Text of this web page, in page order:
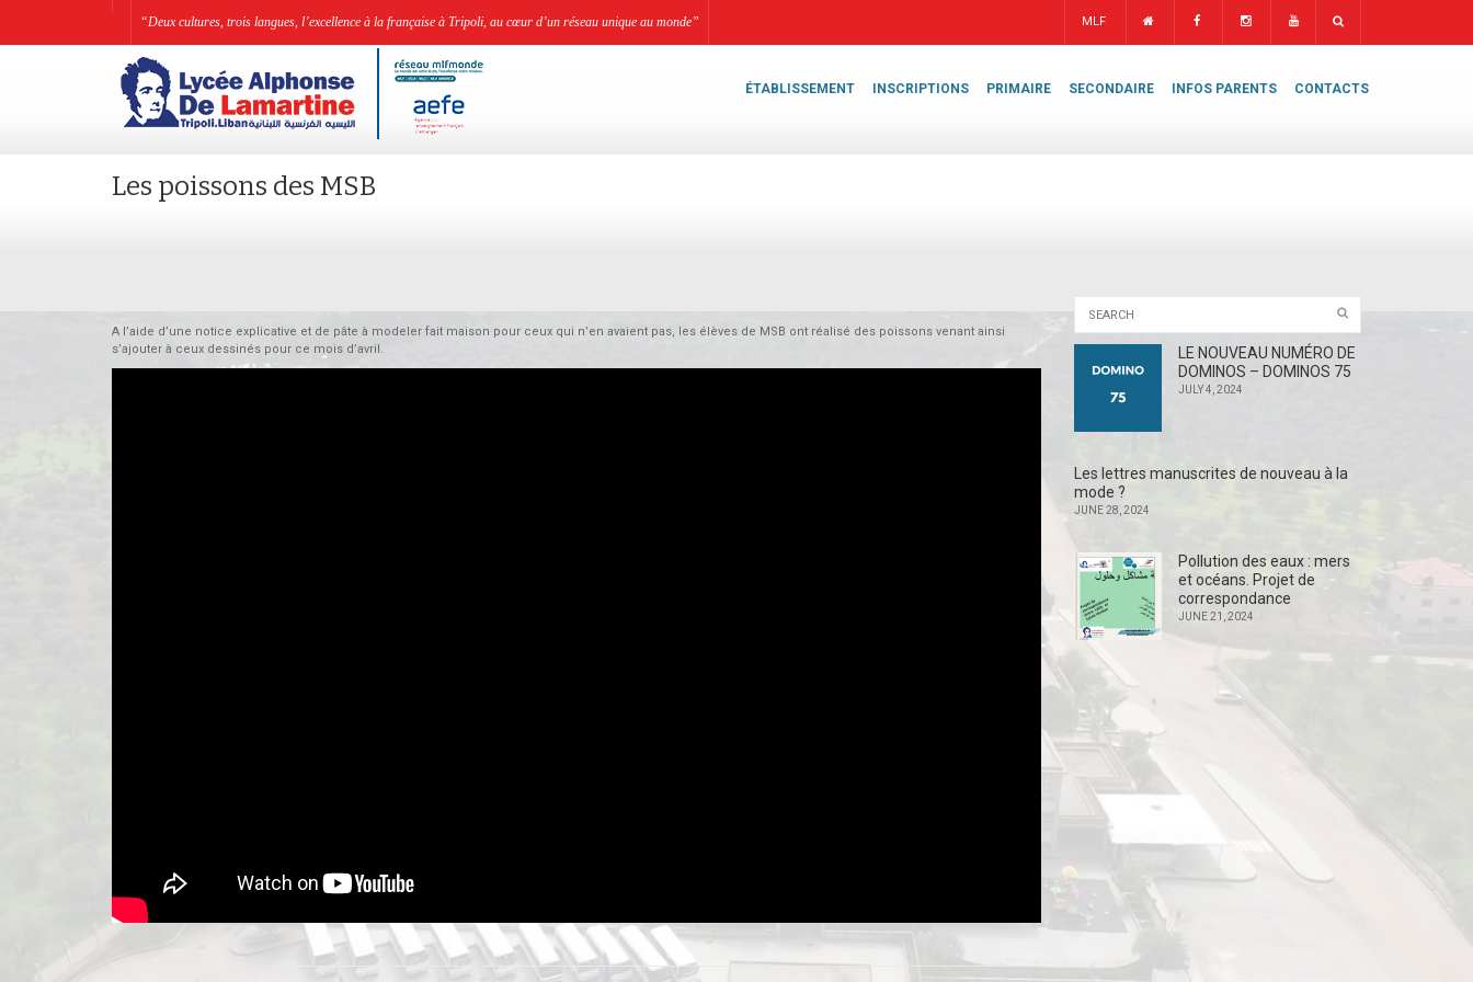
“Deux cultures, trois langues, l’excellence à la française à Tripoli, au cœur d’un réseau unique au monde” MLF
ÉTABLISSEMENT INSCRIPTIONS PRIMAIRE SECONDAIRE INFOS PARENTS CONTACTS
Les poissons des MSB
A l’aide d’une notice explicative et de pâte à modeler fait maison pour ceux qui n’en avaient pas, les élèves de MSB ont réalisé des poissons venant ainsi
s’ajouter à ceux dessinés pour ce mois d’avril.
LE NOUVEAU NUMÉRO DE
DOMINOS – DOMINOS 75
JULY 4, 2024
Les lettres manuscrites de nouveau à la
mode ?
JUNE 28, 2024
Pollution des eaux : mers
et océans. Projet de
correspondance
JUNE 21, 2024